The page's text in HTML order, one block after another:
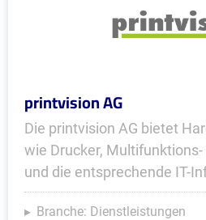
printvision AG
Die printvision AG bietet
wie Drucker,
und die entsprechende IT-
Branche: Dienstleistungen